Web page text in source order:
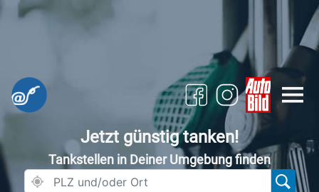
Jetzt günstig tanken!
Tankstellen in Deiner Umgebung finden